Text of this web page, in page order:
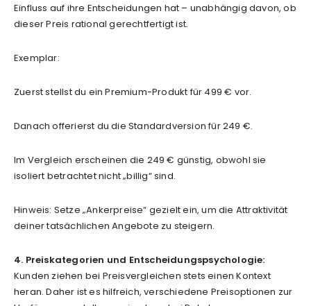
Einfluss auf ihre Entscheidungen hat – unabhängig davon, ob
dieser Preis rational gerechtfertigt ist.
Exemplar:
Zuerst stellst du ein Premium-Produkt für 499 € vor.
Danach offerierst du die Standardversion für 249 €.
Im Vergleich erscheinen die 249 € günstig, obwohl sie
isoliert betrachtet nicht „billig“ sind.
Hinweis: Setze „Ankerpreise“ gezielt ein, um die Attraktivität
deiner tatsächlichen Angebote zu steigern.
4. Preiskategorien und Entscheidungspsychologie:
Kunden ziehen bei Preisvergleichen stets einen Kontext
heran. Daher ist es hilfreich, verschiedene Preisoptionen zur